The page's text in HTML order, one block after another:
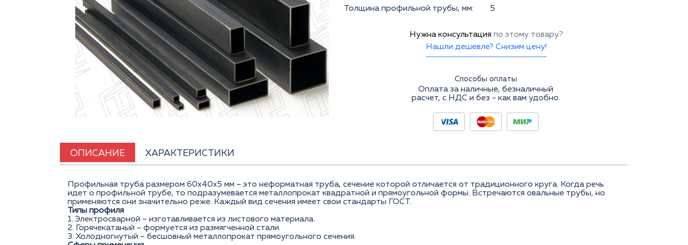
Толщина профильной трубы, мм: 5
Нужна консультация по этому товару?
Нашли дешевле? Снизим цену!
Способы оплаты
Оплата за наличные, безналичный
расчет, с НДС и без - как вам удобно.
ОПИСАНИЕ ХАРАКТЕРИСТИКИ
Профильная труба размером 60x40x5 мм – это неформатная труба, сечение которой отличается от традиционного круга. Когда речь
идет о профильной трубе, то подразумевается металлопрокат квадратной и прямоугольной формы. Встречаются овальные трубы, но
применяются они значительно реже. Каждый вид сечения имеет свои стандарты ГОСТ.
Типы профиля
1. Электросварной – изготавливается из листового материала.
2. Горячекатаный – формуется из размягченной стали.
3. Холодногнутый – бесшовный металлопрокат прямоугольного сечения.